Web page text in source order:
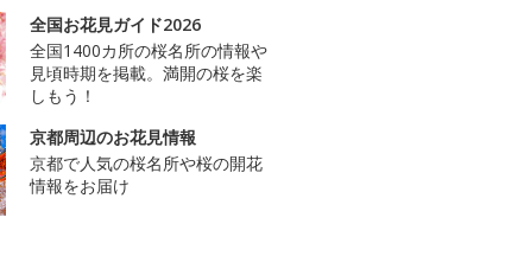
全国お花見ガイド2026
全国1400カ所の桜名所の情報や
見頃時期を掲載。満開の桜を楽
しもう！
京都周辺のお花見情報
京都で人気の桜名所や桜の開花
情報をお届け